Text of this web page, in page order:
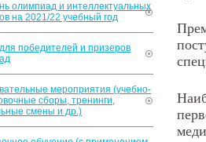
олимпиад и интеллектуальных
на 2021/22 учебный год
победителей и призеров
мероприятия (учебно-
сборы, тренинги,
смены и др.)